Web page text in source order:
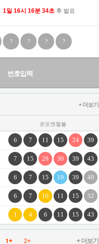
1일 16시 16분 33초 후 발표
? ? ? ?
번호입력
+ 더보기
로또엔젤볼
6 7 11 15 24 39
7 15 28 30 39 43
6 7 15 19 39 40
6 7 10 11 15 32
1 4 6 11 15 43
1+ 2+ + 더보기